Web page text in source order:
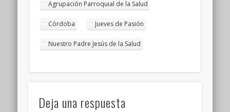
Agrupación Parroquial de la Salud
Córdoba Jueves de Pasión
Nuestro Padre Jesús de la Salud
Deja una respuesta